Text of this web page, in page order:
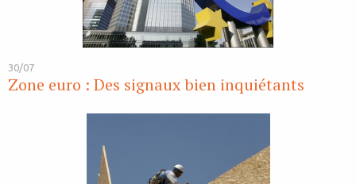
30/07
Zone euro : Des signaux bien inquiétants